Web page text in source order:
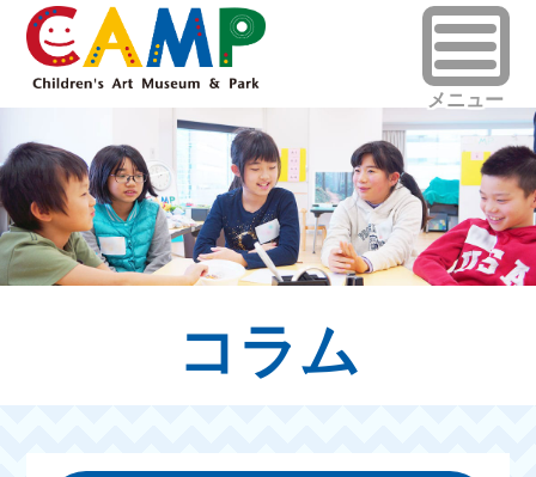
コラム